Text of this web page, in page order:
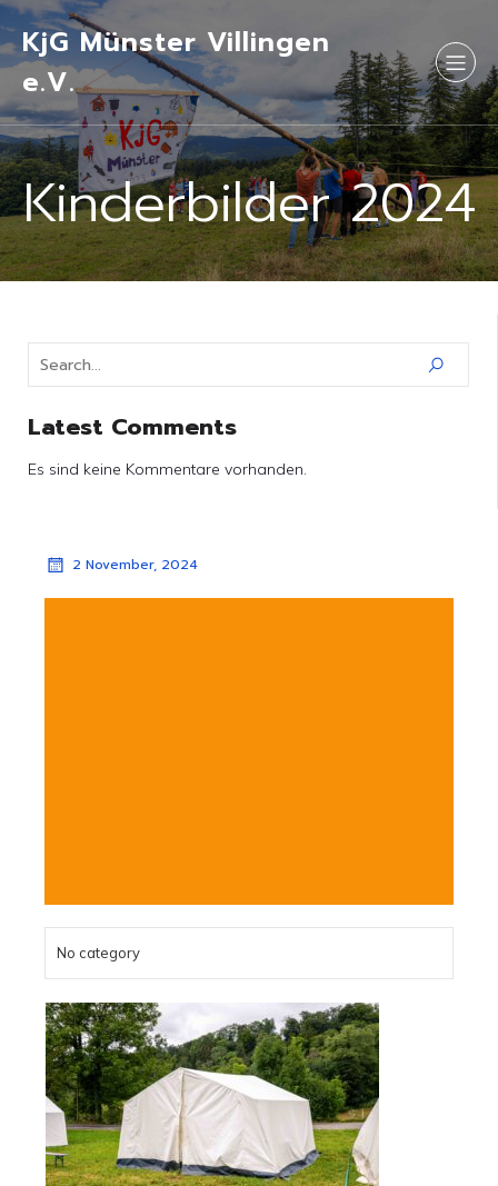
KjG Münster Villingen
e.V.
Kinderbilder 2024
Latest Comments
Es sind keine Kommentare vorhanden.
2 November, 2024
No category